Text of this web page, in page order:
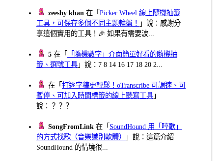
zeeshy khan 在「Picker Wheel 線上隨機抽籤
工具，可保存多個不同主題輪盤！
」說：感謝分
享這個實用的工具！🎉 如果有需要波...
5 在「
「隨機數字」介面簡單好看的隨機抽
籤、選號工具 」說：7 8 14 16 17 18 20 2...
在「打逐字稿更輕鬆！oTranscribe 可調速、可
暫停、可加入時間標籤的線上聽寫工具 」
說：？？？
SongFromLink 在「 SoundHound 用「哼歌」
的方式找歌（音樂識別軟體）
」說：這篇介紹
SoundHound 的情境很...